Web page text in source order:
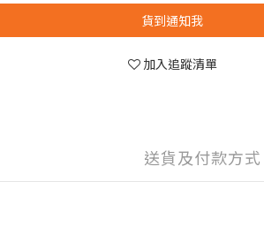
貨到通知我
加入追蹤清單
送貨及付款方式